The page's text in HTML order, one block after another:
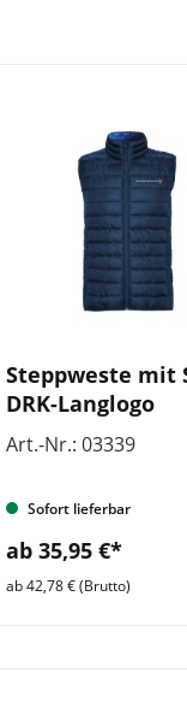
Steppweste mit
DRK-Langlogo
Art.-Nr.: 03339
Sofort lieferbar
ab 35,95 €*
ab 42,78 € (Brutto)